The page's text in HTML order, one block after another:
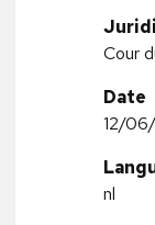
Cour
Date
12/
nl